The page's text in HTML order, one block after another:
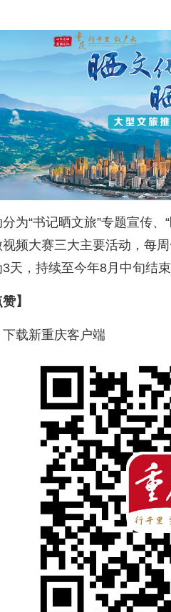
为“书记晒文旅”专题宣传、
频大赛三大主要活动，每
天，持续至今年8月中旬结束
】
载新重庆客户端